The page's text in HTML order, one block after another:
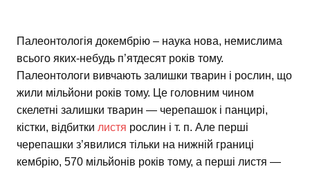
Палеонтологія докембрію – наука нова, немислима
всього яких-небудь п’ятдесят років тому.
Палеонтологи вивчають залишки тварин і рослин, що
жили мільйони років тому. Це головним чином
скелетні залишки тварин — черепашок і панцирі,
кістки, відбитки листя рослин і т. п. Але перші
черепашки з’явилися тільки на нижній границі
кембрію, 570 мільйонів років тому, а перші листя —